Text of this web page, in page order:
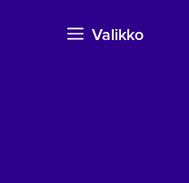
Valikko